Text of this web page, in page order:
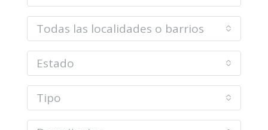
Todas las localidades o barrios
Estado
Tipo